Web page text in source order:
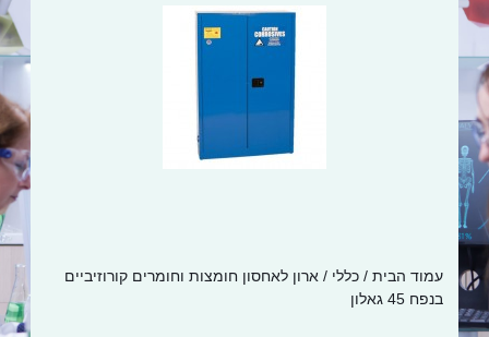
עמוד הבית / כללי / ארון לאחסון חומצות וחומרים קורוזיביים
בנפח 45 גאלון